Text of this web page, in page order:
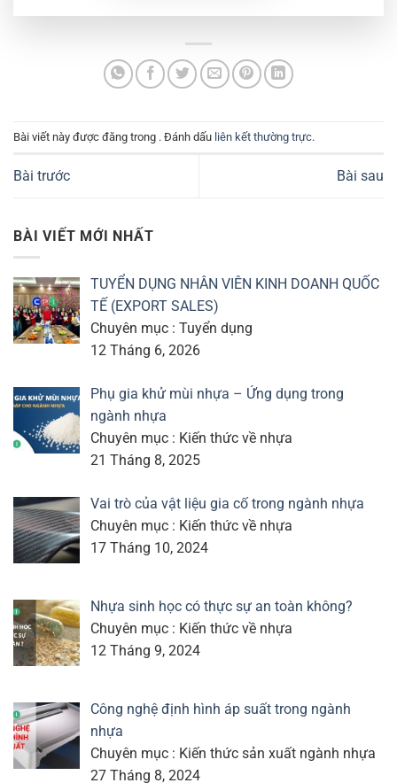
Bài viết này được đăng trong . Đánh dấu liên kết thường trực.
Bài trước Bài sau
BÀI VIẾT MỚI NHẤT
TUYỂN DỤNG NHÂN VIÊN KINH DOANH QUỐC
TẾ (EXPORT SALES)
Chuyên mục : Tuyển dụng
12 Tháng 6, 2026
Phụ gia khử mùi nhựa – Ứng dụng trong
ngành nhựa
Chuyên mục : Kiến thức về nhựa
21 Tháng 8, 2025
Vai trò của vật liệu gia cố trong ngành nhựa
Chuyên mục : Kiến thức về nhựa
17 Tháng 10, 2024
Nhựa sinh học có thực sự an toàn không?
Chuyên mục : Kiến thức về nhựa
12 Tháng 9, 2024
Công nghệ định hình áp suất trong ngành
nhựa
Chuyên mục : Kiến thức sản xuất ngành nhựa
27 Tháng 8, 2024